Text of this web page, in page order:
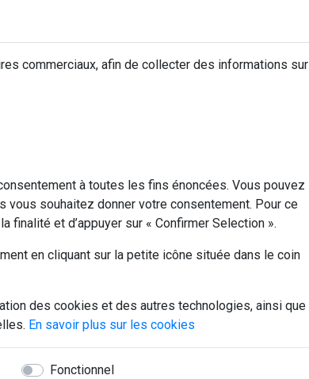
commerciaux, afin de collecter des informations sur
à toutes les fins énoncées. Vous pouvez
souhaitez donner votre consentement. Pour ce
et d’appuyer sur « Confirmer Selection ».
en cliquant sur la petite icône située dans le coin
des cookies et des autres technologies, ainsi que
En savoir plus sur les cookies
Fonctionnel